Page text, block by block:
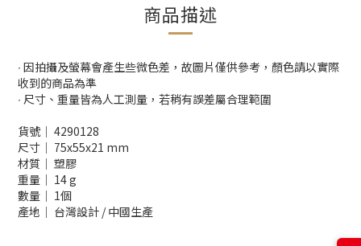
商品描述
∙ 因拍攝及螢幕會產生些微色差，故圖片僅供參考，顏色請以實際
收到的商品為準
∙ 尺寸、重量皆為人工測量，若稍有誤差屬合理範圍
貨號│ 4290128
尺寸│ 75x55x21 mm
材質│ 塑膠
重量│ 14 g
數量│ 1個
產地│ 台灣設計 / 中國生產